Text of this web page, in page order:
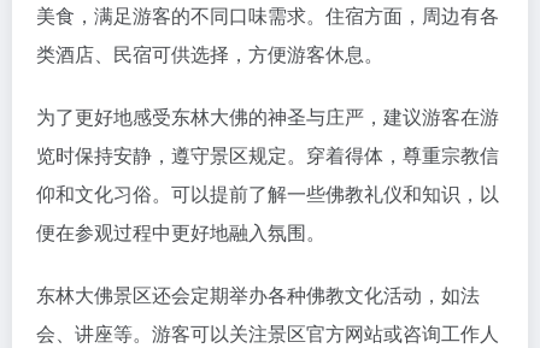
美食，满足游客的不同口味需求。住宿方面，周边有各
类酒店、民宿可供选择，方便游客休息。
为了更好地感受东林大佛的神圣与庄严，建议游客在游
览时保持安静，遵守景区规定。穿着得体，尊重宗教信
仰和文化习俗。可以提前了解一些佛教礼仪和知识，以
便在参观过程中更好地融入氛围。
东林大佛景区还会定期举办各种佛教文化活动，如法
会、讲座等。游客可以关注景区官方网站或咨询工作人